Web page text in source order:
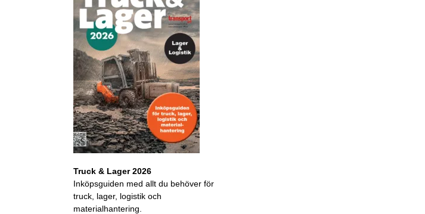
Truck & Lager 2026
Inköpsguiden med allt du behöver för
truck, lager, logistik och
materialhantering.